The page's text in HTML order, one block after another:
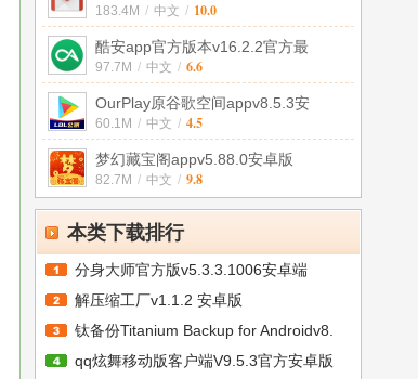
183.4M / 中文 / 10.0
酷安app官方版本v16.2.2官方最
97.7M / 中文 / 6.6
OurPlay原谷歌空间appv8.5.3安
60.1M / 中文 / 4.5
梦幻藏宝阁appv5.88.0安卓版
82.7M / 中文 / 9.8
本类下载排行
分身大师官方版v5.3.3.1006安卓端
解压缩工厂v1.1.2 安卓版
钛备份Titanium Backup for Androidv8.
qq炫舞移动版客户端V9.5.3官方安卓版